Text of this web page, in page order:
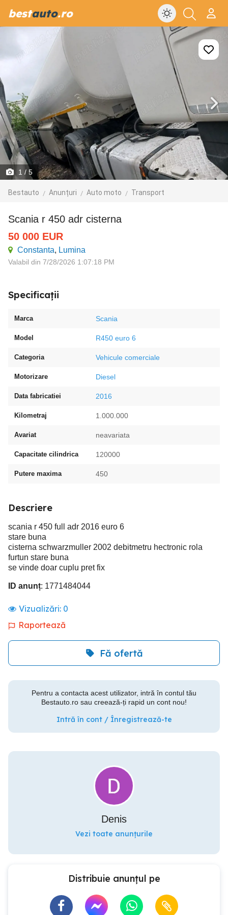
bestauto.ro
1 / 5
Bestauto Anunțuri Auto moto Transport
scania r 450 adr cisterna
50 000 EUR
Constanta, Lumina
Valabil din 7/28/2026 1:07:18 PM
Specificații
Marca Scania
Model R450 euro 6
Categoria Vehicule comerciale
Motorizare Diesel
Data fabricatiei 2016
Kilometraj 1.000.000
Avariat neavariata
Capacitate cilindrica 120000
Putere maxima 450
Descriere
scania r 450 full adr 2016 euro 6
stare buna
cisterna schwarzmuller 2002 debitmetru hectronic rola
furtun stare buna
se vinde doar cuplu pret fix
ID anunț: 1771484044
Vizualizări: 0
Raportează
Fă ofertă
Pentru a contacta acest utilizator, intră în contul tău
Bestauto.ro sau creează-ți rapid un cont nou!
Intră în cont / Înregistrează-te
Denis
Vezi toate anunțurile
Distribuie anunțul pe